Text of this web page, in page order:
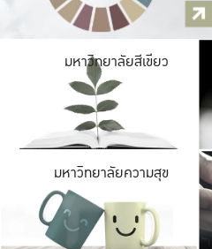
มหาวิทยาลัยสีเขียว
มหาวิทยาลัยความสุข